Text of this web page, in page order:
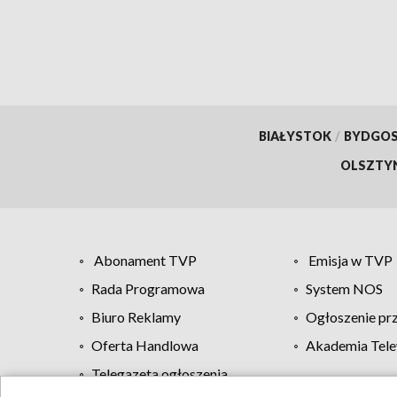
BIAŁYSTOK /
Abonament TVP
Emisja w TVP
Rada Programowa
System NOS
Biuro Reklamy
Ogłoszenie
Oferta Handlowa
Akademia
Telegazeta ogłoszenia